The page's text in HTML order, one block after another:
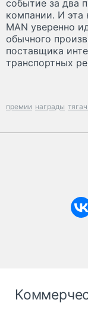
событие за два
компании. И эта
MAN уверенно
обычного
поставщика
транспортных
премии награды